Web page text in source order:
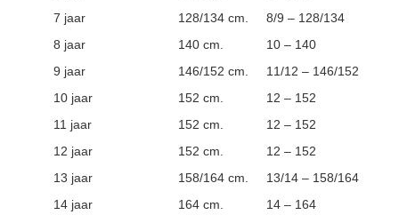
7 jaar
128/134 cm.
8/9 – 128/134
8 jaar
140 cm.
10 – 140
9 jaar
146/152 cm.
11/12 – 146/152
10 jaar
152 cm.
12 – 152
11 jaar
152 cm.
12 – 152
12 jaar
152 cm.
12 – 152
13 jaar
158/164 cm.
13/14 – 158/164
14 jaar
164 cm. 14 – 164